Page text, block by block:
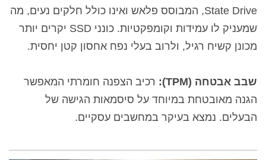
State Drive
, המבוסס פלאש ואינו כולל חלקים נעים, מה
שמעניק לו עמידות וקומפקטיות. כונני SSD יקרים יותר
מכונן קשיח רגיל, ולרוב בעלי נפח אחסון קטן יחסית.
שבב אבטחה (TPM ): רכיב הצפנה חומרתי המאפשר
הגנה מאובטחת במיוחד על סיסמאות הגישה של
הבעלים. נמצא בעיקר במחשבים עסקיים.